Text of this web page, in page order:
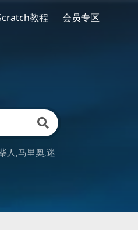
教程 会员专区
人 马里奥 迷